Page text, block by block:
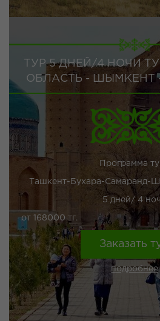
ТУР 5 ДНЕЙ/4 НОЧИ
ОБЛАСТЬ - ШЫМКЕНТ
Программа
Ташкент-Бухара-Самаранд-
5 дней/ 4
от 168000 тг.
Заказать
подробнее